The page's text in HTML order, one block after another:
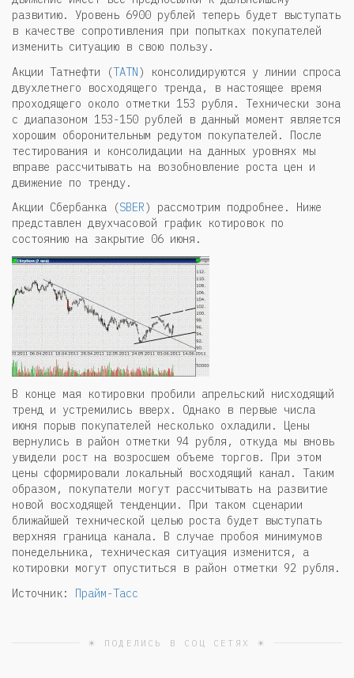
развитию. Уровень 6900 рублей теперь будет выступать
в качестве сопротивления при попытках покупателей
изменить ситуацию в свою пользу.
Акции Татнефти (TATN) консолидируются у линии спроса
двухлетнего восходящего тренда, в настоящее время
проходящего около отметки 153 рубля. Технически зона
с диапазоном 153-150 рублей в данный момент является
хорошим оборонительным редутом покупателей. После
тестирования и консолидации на данных уровнях мы
вправе рассчитывать на возобновление роста цен и
движение по тренду.
Акции Сбербанка (SBER) рассмотрим подробнее. Ниже
представлен двухчасовой график котировок по
состоянию на закрытие 06 июня.
В конце мая котировки пробили апрельский нисходящий
тренд и устремились вверх. Однако в первые числа
июня порыв покупателей несколько охладили. Цены
вернулись в район отметки 94 рубля, откуда мы вновь
увидели рост на возросшем объеме торгов. При этом
цены сформировали локальный восходящий канал. Таким
образом, покупатели могут рассчитывать на развитие
новой восходящей тенденции. При таком сценарии
ближайшей технической целью роста будет выступать
верхняя граница канала. В случае пробоя минимумов
понедельника, техническая ситуация изменится, а
котировки могут опуститься в район отметки 92 рубля.
Источник: Прайм-Тасс
☀ ПОДЕЛИСЬ В СОЦ СЕТЯХ ☀